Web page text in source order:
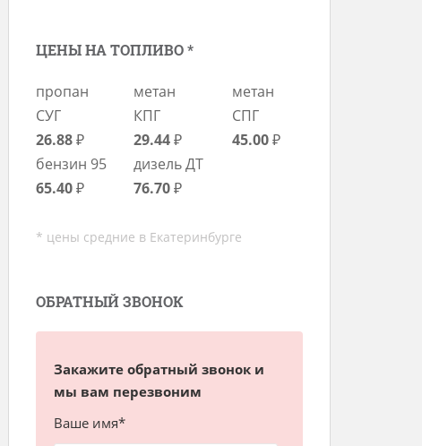
ЦЕНЫ НА ТОПЛИВО *
пропан
СУГ
26.88₽
метан
КПГ
29.44₽
метан
СПГ
45.00₽
бензин 95
65.40₽
дизель ДТ
76.70₽
* цены средние в Екатеринбурге
ОБРАТНЫЙ ЗВОНОК
Закажите обратный звонок и
мы вам перезвоним
Ваше имя*